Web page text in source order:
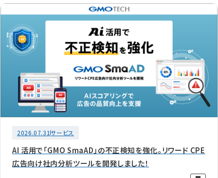
2026.07.31サービス
AI 活用で「GMO SmaAD」の不正検知を強化。リワード CPE
広告向け社内分析ツールを開発しました！